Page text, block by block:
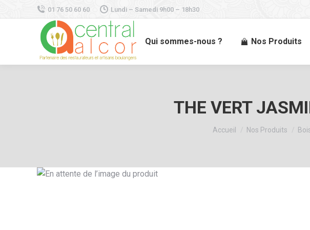
01 76 50 60 60 Lundi – Samedi 9h00 – 18h30
Qui sommes-nous ? Nos Produits
THE VERT
Vous êtes ici :
Accueil Nos Produits